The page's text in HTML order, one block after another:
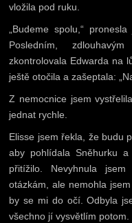
vložila pod ruku.
„Budeme spolu,“
Posledním,
zkontrolovala Edwarda na
ještě otočila a zašeptala:
Z nemocnice jsem
jednat rychle.
Elisse jsem řekla, že budu
aby pohlídala Sněhurku
přitížilo. Nevyhnula
otázkám, ale nemohla
by se mi do očí. Odbyla
všechno jí vysvětlím potom.